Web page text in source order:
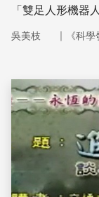
「雙足人形機器
人形機器人「
吳美枝 ｜ 《科